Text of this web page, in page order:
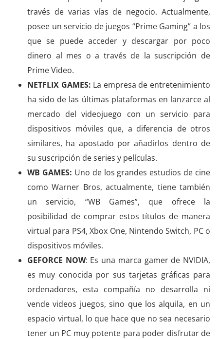
través de varias vías de negocio. Actualmente,
posee un servicio de juegos “Prime Gaming” a los
que se puede acceder y descargar por poco
dinero al mes o a través de la suscripción de
Prime Video.
NETFLIX GAMES: La empresa de entretenimiento
ha sido de las últimas plataformas en lanzarce al
mercado del videojuego con un servicio para
dispositivos móviles que, a diferencia de otros
similares, ha apostado por añadirlos dentro de
su suscripción de series y películas.
WB GAMES: Uno de los grandes estudios de cine
como Warner Bros, actualmente, tiene también
un servicio, “WB Games”, que ofrece la
posibilidad de comprar estos títulos de manera
virtual para PS4, Xbox One, Nintendo Switch, PC o
dispositivos móviles.
GEFORCE NOW: Es una marca gamer de NVIDIA,
es muy conocida por sus tarjetas gráficas para
ordenadores, esta compañía no desarrolla ni
vende videos juegos, sino que los alquila, en un
espacio virtual, lo que hace que no sea necesario
tener un PC muy potente para poder disfrutar de